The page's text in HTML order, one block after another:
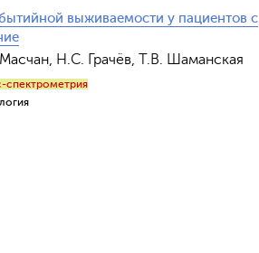
выживаемости у пациентов с
Н.С. Грачёв, Т.В. Шаманская
спектрометрия